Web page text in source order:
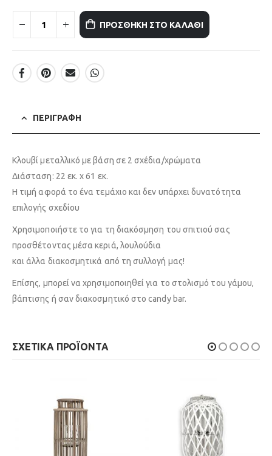
ΠΡΟΣΘΉΚΗ ΣΤΟ ΚΑΛΆΘΙ
ΠΕΡΙΓΡΑΦΉ
Κλουβί μεταλλικό με βάση σε 2 σχέδια/χρώματα
Διάσταση: 22 εκ. x 61 εκ.
Η τιμή αφορά το ένα τεμάχιο και δεν υπάρχει δυνατότητα
επιλογής σχεδίου
Χρησιμοποιήστε το για τη διακόσμηση του σπιτιού σας
προσθέτοντας μέσα κεριά, λουλούδια
και άλλα διακοσμητικά από τη συλλογή μας!
Επίσης, μπορεί να χρησιμοποιηθεί για το στολισμό του γάμου,
βάπτισης ή σαν διακοσμητικό στο candy bar.
ΣΧΕΤΙΚΆ ΠΡΟΪΌΝΤΑ